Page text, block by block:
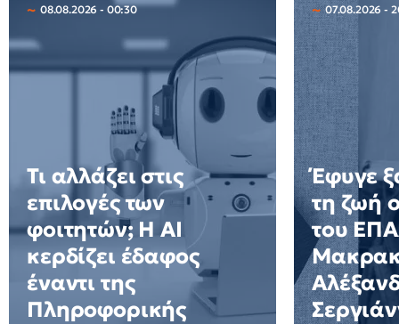
08.08.2026 - 00:30
Τι αλλάζει στις
επιλογές των
φοιτητών; Η AI
κερδίζει έδαφος
έναντι της
Πληροφορικής
07.08.2026 -
Έφυγε
τη ζωή
του